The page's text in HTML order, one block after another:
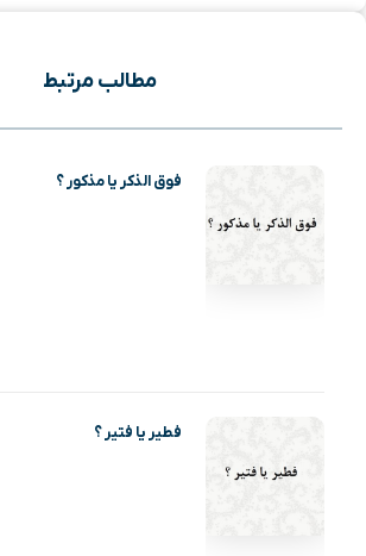
مطالب مرتبط
فوق الذکر یا مذکور ؟
فطیر یا فتیر ؟